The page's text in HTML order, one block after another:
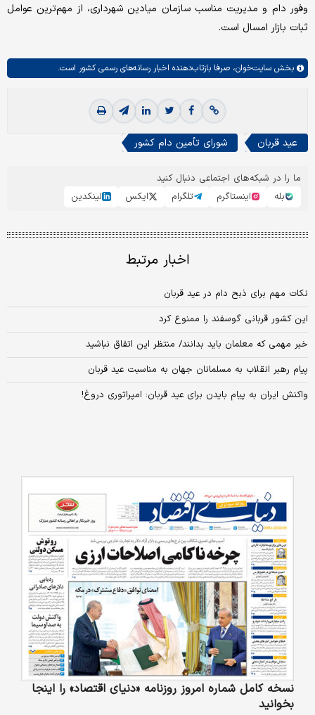
وفور دام و مدیریت مناسب سازمان میادین شهرداری، از مهم‌ترین عوامل
ثبات بازار امسال است.
بخش سایت‌خوان، صرفا بازتاب‌دهنده اخبار رسانه‌های رسمی کشور است.
عید قربان شورای تأمین دام کشور
ما را در شبکه‌های اجتماعی دنبال کنید
بله
اینستاگرم تلگرام ایکس لینکدین
اخبار مرتبط
نکات مهم برای ذبح دام در عید قربان
این کشور قربانی گوسفند را ممنوع کرد
خبر مهمی که معلمان باید بدانند/ منتظر این اتفاق نباشید
پیام رهبر انقلاب به مسلمانان جهان به مناسبت عید قربان
واکنش ایران به پیام بایدن برای عید قربان: امپراتوری دروغ!
نسخه کامل شماره امروز روزنامه «دنیای‌ اقتصاد» را اینجا
بخوانید